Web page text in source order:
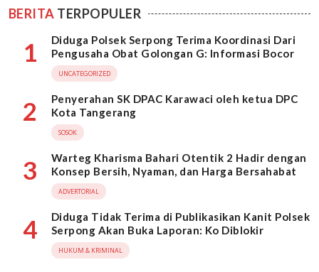
BERITA TERPOPULER
1
Diduga Polsek Serpong Terima Koordinasi Dari
Pengusaha Obat Golongan G: Informasi Bocor
UNCATEGORIZED
2
Penyerahan SK DPAC Karawaci oleh ketua DPC
Kota Tangerang
SOSOK
3
Warteg Kharisma Bahari Otentik 2 Hadir dengan
Konsep Bersih, Nyaman, dan Harga Bersahabat
ADVERTORIAL
4
Diduga Tidak Terima di Publikasikan Kanit Polsek
Serpong Akan Buka Laporan: Ko Diblokir
HUKUM & KRIMINAL